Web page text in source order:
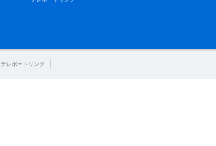
テレボートリンク